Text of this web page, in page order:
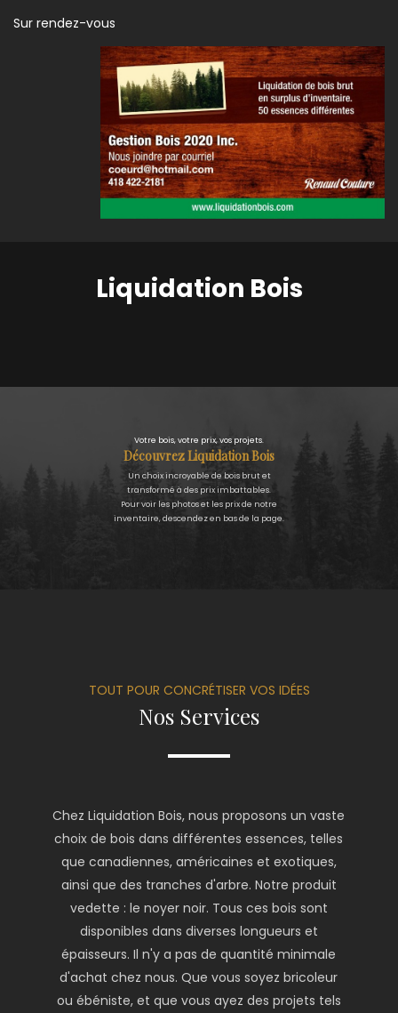
Sur rendez-vous
Liquidation Bois
Votre bois, votre prix, vos projets.
Découvrez Liquidation Bois
Un choix incroyable de bois brut et
transformé à des prix imbattables.
Pour voir les photos et les prix de notre
inventaire, descendez en bas de la page.
TOUT POUR CONCRÉTISER VOS IDÉES
Nos Services
Chez Liquidation Bois, nous proposons un vaste
choix de bois dans différentes essences, telles
que canadiennes, américaines et exotiques,
ainsi que des tranches d'arbre. Notre produit
vedette : le noyer noir. Tous ces bois sont
disponibles dans diverses longueurs et
épaisseurs. Il n'y a pas de quantité minimale
d'achat chez nous. Que vous soyez bricoleur
ou ébéniste, et que vous ayez des projets tels